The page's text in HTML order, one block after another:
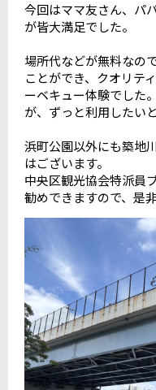
今回はママ友さん、パ
が皆大満足でした。
場所代などが無料なの
ことができ、クオリテ
ーベキュー体験でした
が、ずっと利用したい
浜町公園以外にも築地
はございます。
中央区観光協会特派員
勧めできますので、是